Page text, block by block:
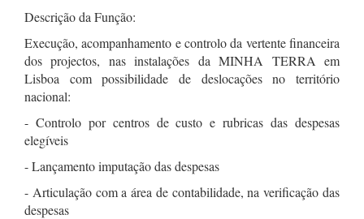
Descrição da Função:
Execução, acompanhamento e controlo da vertente financeira
dos projectos, nas instalações da MINHA TERRA em
Lisboa com possibilidade de deslocações no território
nacional:
- Controlo por centros de custo e rubricas das despesas
elegíveis
- Lançamento imputação das despesas
- Articulação com a área de contabilidade, na verificação das
despesas